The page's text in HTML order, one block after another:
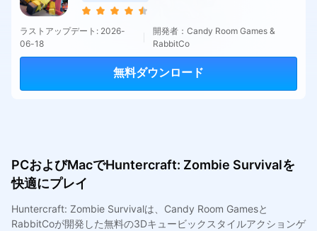
ラストアップデート: 2026-
06-18
開発者：Candy Room Games &
RabbitCo
無料ダウンロード
PCおよびMacでHuntercraft: Zombie Survivalを
快適にプレイ
Huntercraft: Zombie Survivalは、Candy Room Gamesと
RabbitCoが開発した無料の3Dキュービックスタイルアクションゲ